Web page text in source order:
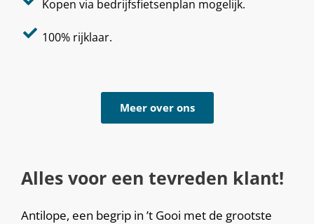
Kopen via bedrijfsfietsenplan mogelijk.
100% rijklaar.
Meer over ons
Alles voor een tevreden klant!
Antilope, een begrip in ’t Gooi met de grootste